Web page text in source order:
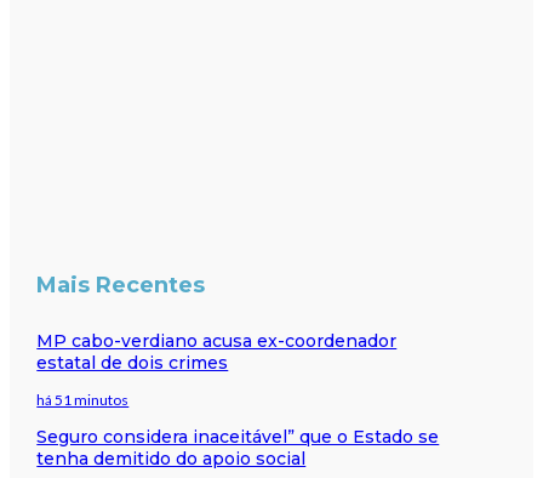
Mais Recentes
MP cabo-verdiano acusa ex-coordenador
estatal de dois crimes
há 51 minutos
Seguro considera inaceitável” que o Estado se
tenha demitido do apoio social